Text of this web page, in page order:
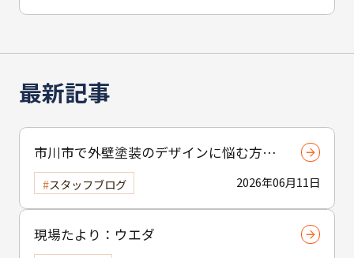
最新記事
市川市で外壁塗装のデザインに悩む方へ
｜ 色選びの失敗を防ぐポイント
2026年06月11日
スタッフブログ
現場たより：ウエダ